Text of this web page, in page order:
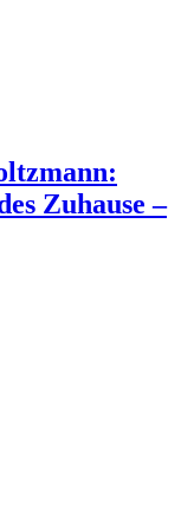
Zuhause –